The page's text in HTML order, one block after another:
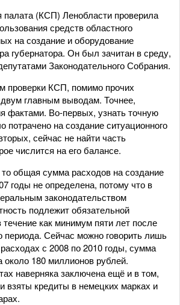
палата (КСП) Ленобласти проверила
средств областного
на создание и оборудование
губернатора. Он был зачитан в среду,
Законодательного Собрания.
проверки КСП, помимо прочих
главным выводам. Точнее,
фактами. Во-первых, узнать точную
потрачено на создание ситуационного
сейчас не найти часть
числится на его балансе.
то общая сумма расходов на создание
годы не определена, потому что в
законодательством
подлежит обязательной
течение как минимум пяти лет после
периода. Сейчас можно говорить лишь
с 2008 по 2010 годы, сумма
около 180 миллионов рублей.
наверняка заключена ещё и в том,
взяты кредиты в немецких марках и